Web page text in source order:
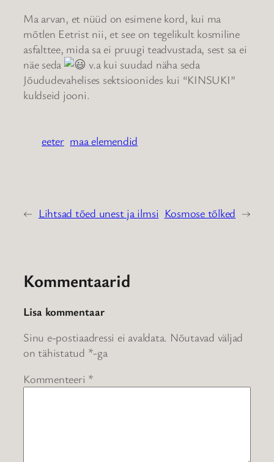
Ma arvan, et nüüd on esimene kord, kui ma
mõtlen Eetrist nii, et see on tegelikult kosmiline
asfalttee, mida sa ei pruugi teadvustada, sest sa ei
näe seda
v.a kui suudad näha seda
Jõududevahelises sektsioonides kui “KINSUKI”
kuldseid jooni.
eeter maa elemendid
← Lihtsad tõed unest ja ilmsi Kosmose tõlked →
Kommentaarid
Lisa kommentaar
Sinu e-postiaadressi ei avaldata. Nõutavad väljad
on tähistatud *-ga
Kommenteeri *